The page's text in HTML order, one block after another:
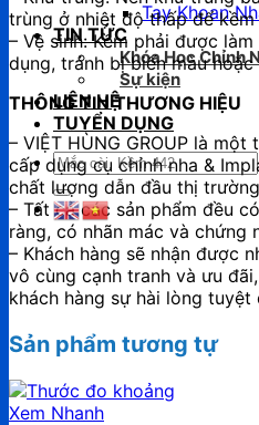
Tay Khoan
TIN TỨC
Khóa Học Chỉnh
Sự kiện
LIÊN HỆ
TUYỂN DỤNG
Tìm
kiếm:
trùng ở nhiệt độ thấp để
– Vệ sinh: Kềm phải được
dụng, tránh bị biến màu
THÔNG TIN THƯƠNG HIỆU
– VIỆT HÙNG GROUP là
cấp dụng cụ chỉnh nha &
chất lượng dẫn đầu thị
– Tất cả các sản phẩm đều
ràng, có nhãn mác và chứng
– Khách hàng sẽ nhận được
vô cùng cạnh tranh và ưu
khách hàng sự hài lòng tuyệt
Sản phẩm tương tự
Xem Nhanh